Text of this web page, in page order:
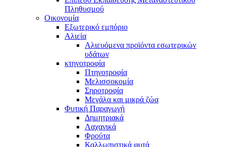
Πληθυσμού
Οικονομία
Εξωτερικό εμπόριο
Αλιεία
Αλιευόμενα προϊόντα εσωτερικών
υδάτων
κτηνοτροφία
Πτηνοτροφία
Μελισσοκομία
Σηροτροφία
Μεγάλα και μικρά ζώα
Φυτική Παραγωγή
Δημητριακά
Λαχανικά
Φρούτα
Καλλωπιστικά φυτά